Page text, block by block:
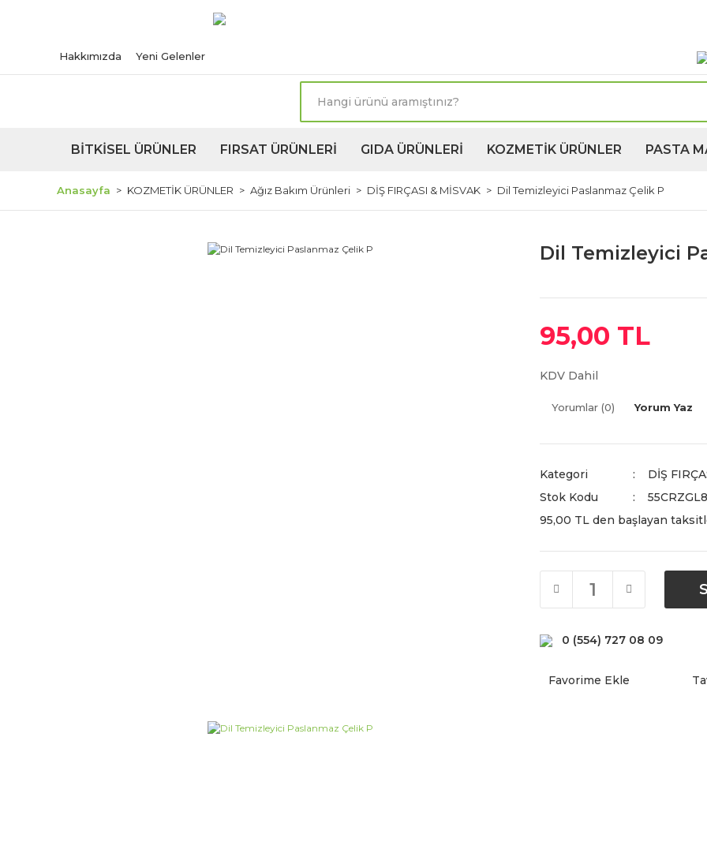
Hakkımızda Yeni Gelenler
BİTKİSEL ÜRÜNLER FIRSAT ÜRÜNLERİ GIDA ÜRÜNLERİ KOZMETİK ÜRÜNLER PASTA
Anasayfa KOZMETİK ÜRÜNLER Ağız Bakım Ürünleri DİŞ FIRÇASI & MİSVAK Dil Temizleyici Paslanmaz Çelik P
Dil Temizleyici
95,00 TL
KDV Dahil
Yorumlar (0) Yorum Yaz
Kategori
DİŞ
Stok Kodu
95,00 TL den başlayan
0 (554) 727 08 09